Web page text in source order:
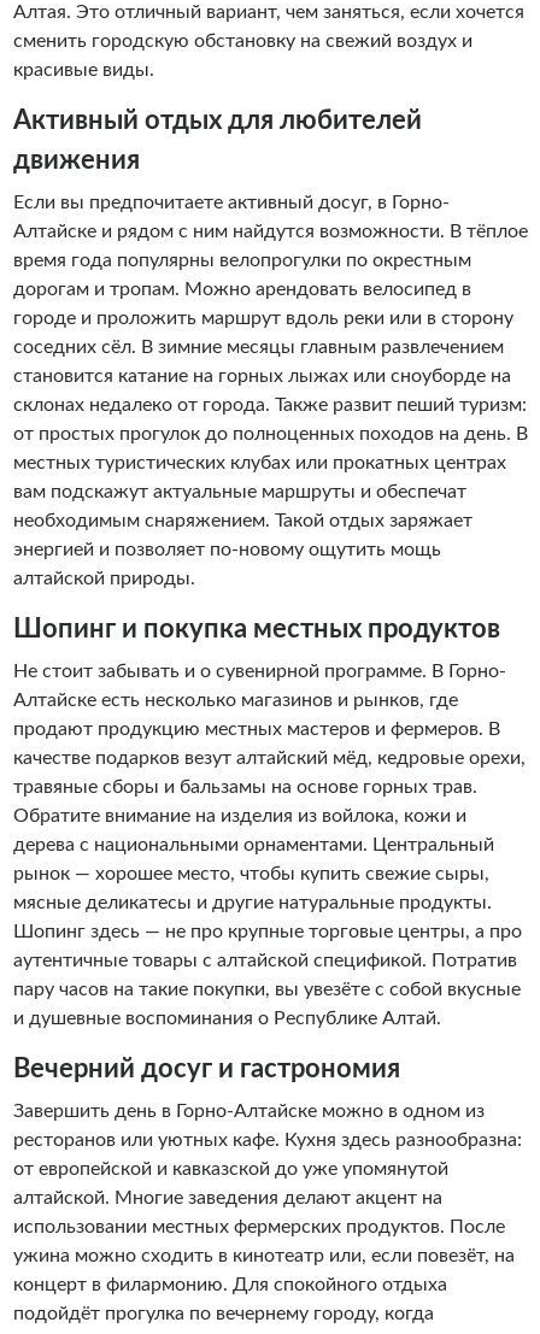
Алтая. Это отличный вариант, чем заняться, если хочется
сменить городскую обстановку на свежий воздух и
красивые виды.
Активный отдых для любителей
движения
Если вы предпочитаете активный досуг, в Горно-
Алтайске и рядом с ним найдутся возможности. В тёплое
время года популярны велопрогулки по окрестным
дорогам и тропам. Можно арендовать велосипед в
городе и проложить маршрут вдоль реки или в сторону
соседних сёл. В зимние месяцы главным развлечением
становится катание на горных лыжах или сноуборде на
склонах недалеко от города. Также развит пеший туризм:
от простых прогулок до полноценных походов на день. В
местных туристических клубах или прокатных центрах
вам подскажут актуальные маршруты и обеспечат
необходимым снаряжением. Такой отдых заряжает
энергией и позволяет по-новому ощутить мощь
алтайской природы.
Шопинг и покупка местных продуктов
Не стоит забывать и о сувенирной программе. В Горно-
Алтайске есть несколько магазинов и рынков, где
продают продукцию местных мастеров и фермеров. В
качестве подарков везут алтайский мёд, кедровые орехи,
травяные сборы и бальзамы на основе горных трав.
Обратите внимание на изделия из войлока, кожи и
дерева с национальными орнаментами. Центральный
рынок — хорошее место, чтобы купить свежие сыры,
мясные деликатесы и другие натуральные продукты.
Шопинг здесь — не про крупные торговые центры, а про
аутентичные товары с алтайской спецификой. Потратив
пару часов на такие покупки, вы увезёте с собой вкусные
и душевные воспоминания о Республике Алтай.
Вечерний досуг и гастрономия
Завершить день в Горно-Алтайске можно в одном из
ресторанов или уютных кафе. Кухня здесь разнообразна:
от европейской и кавказской до уже упомянутой
алтайской. Многие заведения делают акцент на
использовании местных фермерских продуктов. После
ужина можно сходить в кинотеатр или, если повезёт, на
концерт в филармонию. Для спокойного отдыха
подойдёт прогулка по вечернему городу, когда